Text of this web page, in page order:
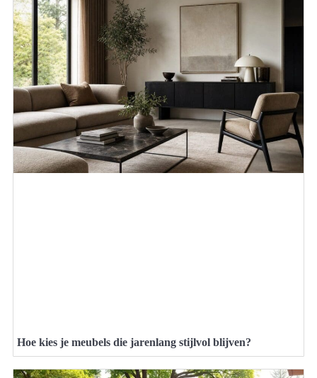
Hoe kies je meubels die jarenlang stijlvol blijven?